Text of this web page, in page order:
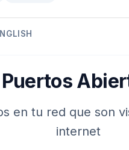
Puertos
en tu red que son
internet